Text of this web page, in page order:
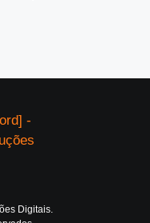
Digitais.